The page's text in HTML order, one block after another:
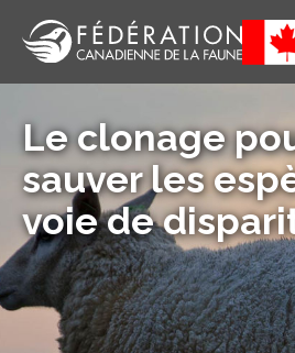
Le clonage
sauver les
voie de